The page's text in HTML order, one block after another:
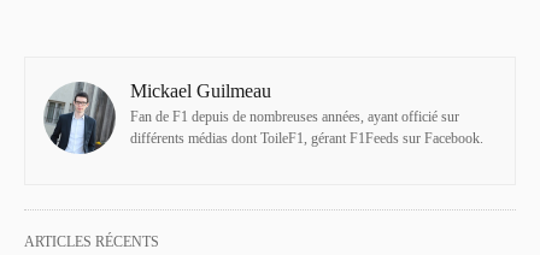
Mickael Guilmeau
Fan de F1 depuis de nombreuses années, ayant officié sur
différents médias dont ToileF1, gérant F1Feeds sur Facebook.
ARTICLES RÉCENTS